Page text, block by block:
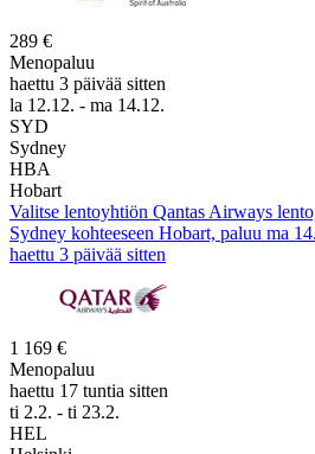
289 €
Menopaluu
haettu 3 päivää sitten
la 12.12. - ma 14.12.
SYD
Sydney
HBA
Hobart
Valitse lentoyhtiön Qantas Airways
Sydney kohteeseen Hobart, paluu ma
haettu 3 päivää sitten
1 169 €
Menopaluu
haettu 17 tuntia sitten
ti 2.2. - ti 23.2.
HEL